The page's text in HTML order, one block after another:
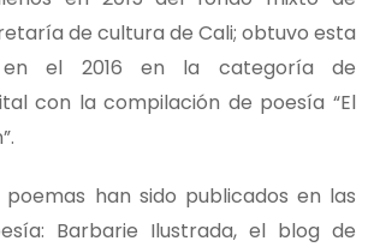
de cultura de Cali; obtuvo esta
el 2016 en la categoría de
con la compilación de poesía “El
poemas han sido publicados en las
Barbarie Ilustrada, el blog de